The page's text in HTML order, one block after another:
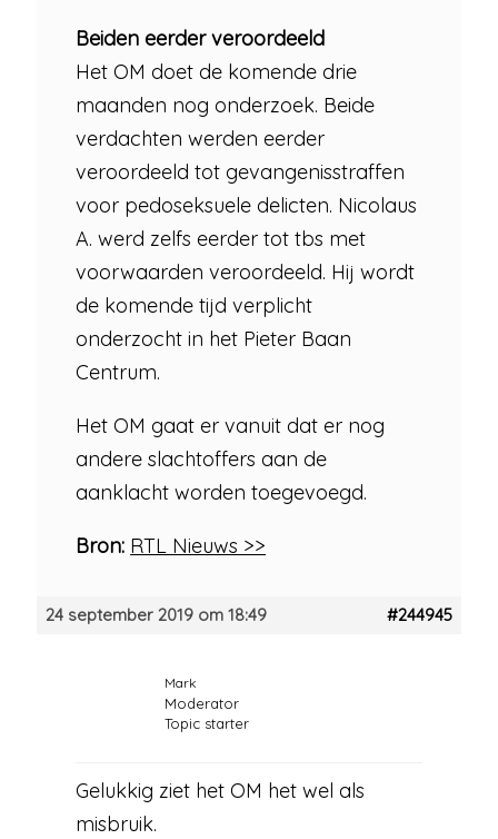
Beiden eerder veroordeeld
Het OM doet de komende drie
maanden nog onderzoek. Beide
verdachten werden eerder
veroordeeld tot gevangenisstraffen
voor pedoseksuele delicten. Nicolaus
A. werd zelfs eerder tot tbs met
voorwaarden veroordeeld. Hij wordt
de komende tijd verplicht
onderzocht in het Pieter Baan
Centrum.
Het OM gaat er vanuit dat er nog
andere slachtoffers aan de
aanklacht worden toegevoegd.
Bron: RTL Nieuws >>
24 september 2019 om 18:49 #244945
Mark
Moderator
Topic starter
Gelukkig ziet het OM het wel als
misbruik.